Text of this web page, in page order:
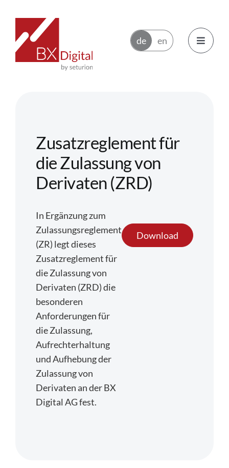
Inhalt
springen
Toggle
News
Über BX Digital
Regulierung
FAQs
Kontakt
Zusatzreglement für
die Zulassung von
Derivaten (ZRD)
In Ergänzung zum
Zulassungsreglement
(ZR) legt dieses
Zusatzreglement für
die Zulassung von
Derivaten (ZRD) die
besonderen
Anforderungen für
die Zulassung,
Aufrechterhaltung
und Aufhebung der
Zulassung von
Derivaten an der BX
Digital AG fest.
Download